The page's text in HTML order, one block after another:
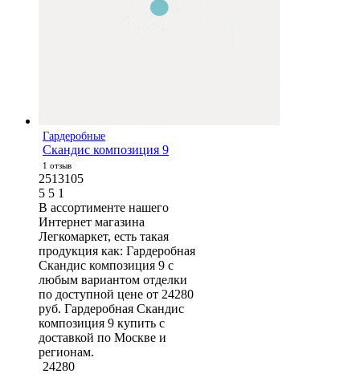
Гардеробные
Скандис композиция 9
1 отзыв
2513105
5 5 1
В ассортименте нашего
Интернет магазина
Легкомаркет, есть такая
продукция как: Гардеробная
Скандис композиция 9 с
любым вариантом отделки
по доступной цене от 24280
руб. Гардеробная Скандис
композиция 9 купить с
доставкой по Москве и
регионам.
24280